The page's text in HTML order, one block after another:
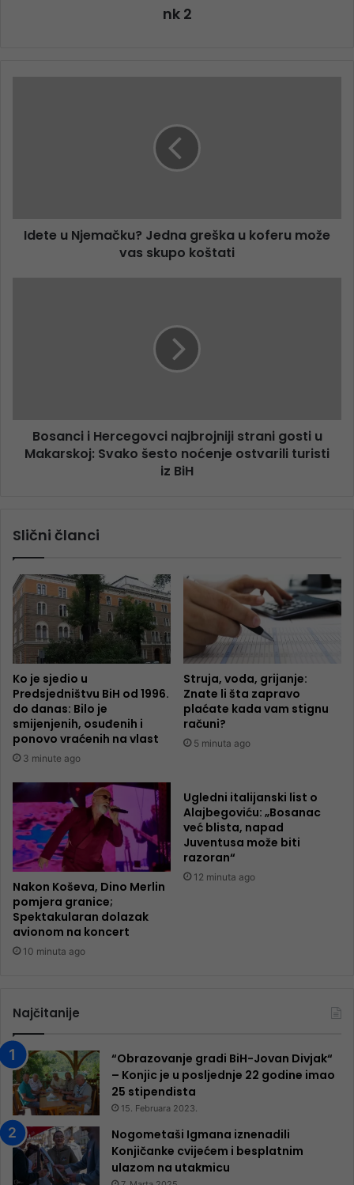
nk 2
Idete u Njemačku? Jedna greška u koferu može
vas skupo koštati
Bosanci i Hercegovci najbrojniji strani gosti u
Makarskoj: Svako šesto noćenje ostvarili turisti
iz BiH
Slični članci
Ko je sjedio u
Predsjedništvu BiH od 1996.
do danas: Bilo je
smijenjenih, osuđenih i
ponovo vraćenih na vlast
3 minute ago
Struja, voda, grijanje:
Znate li šta zapravo
plaćate kada vam stignu
računi?
5 minuta ago
Nakon Koševa, Dino Merlin
pomjera granice;
Spektakularan dolazak
avionom na koncert
10 minuta ago
Ugledni italijanski list o
Alajbegoviću: „Bosanac
već blista, napad
Juventusa može biti
razoran“
12 minuta ago
Najčitanije
“Obrazovanje gradi BiH-Jovan Divjak“
– Konjic je u posljednje 22 godine imao
25 ​​stipendista
15. Februara 2023.
Nogometaši Igmana iznenadili
Konjičanke cvijećem i besplatnim
ulazom na utakmicu